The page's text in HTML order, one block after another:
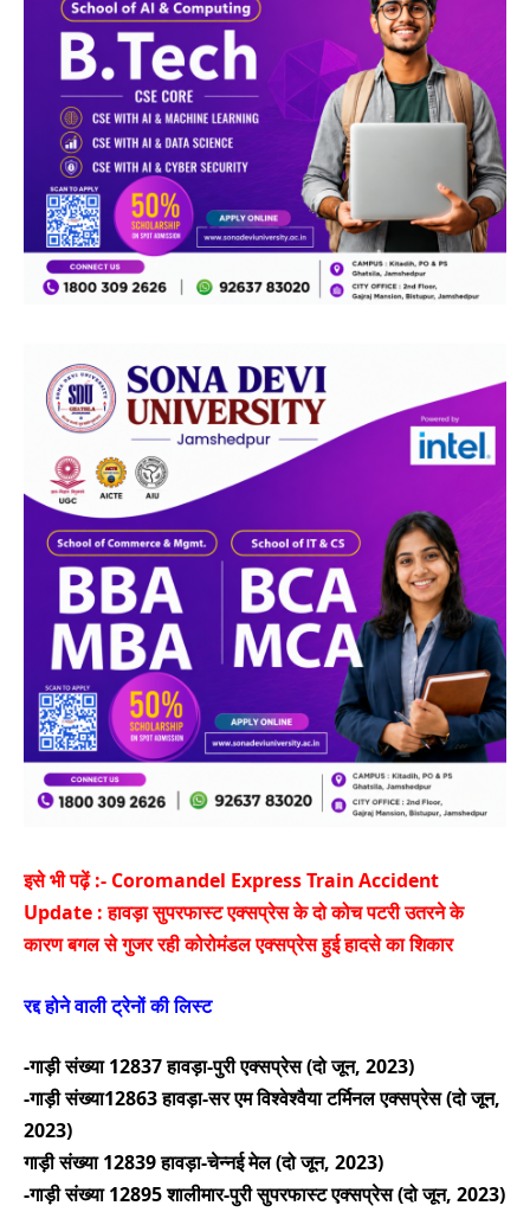
इसे भी पढ़ें :- Coromandel Express Train Accident
Update : हावड़ा सुपरफास्ट एक्सप्रेस के दो कोच पटरी उतरने के
कारण बगल से गुजर रही कोरोमंडल एक्सप्रेस हुई हादसे का शिकार
रद्द होने वाली ट्रेनों की लिस्ट
-गाड़ी संख्या 12837 हावड़ा-पुरी एक्सप्रेस (दो जून, 2023)
-गाड़ी संख्या12863 हावड़ा-सर एम विश्वेश्वैया टर्मिनल एक्सप्रेस (दो जून,
2023)
गाड़ी संख्या 12839 हावड़ा-चेन्नई मेल (दो जून, 2023)
-गाड़ी संख्या 12895 शालीमार-पुरी सुपरफास्ट एक्सप्रेस (दो जून, 2023)